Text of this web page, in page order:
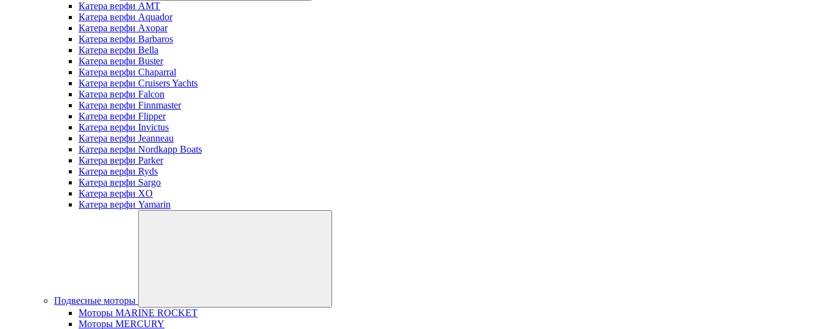
Катера верфи AMT
Катера верфи Aquador
Катера верфи Axopar
Катера верфи Barbaros
Катера верфи Bella
Катера верфи Buster
Катера верфи Chaparral
Катера верфи Cruisers Yachts
Катера верфи Falcon
Катера верфи Finnmaster
Катера верфи Flipper
Катера верфи Invictus
Катера верфи Jeanneau
Катера верфи Nordkapp Boats
Катера верфи Parker
Катера верфи Ryds
Катера верфи Sargo
Катера верфи XO
Катера верфи Yamarin
Подвесные моторы
Моторы MARINE ROCKET
Моторы MERCURY